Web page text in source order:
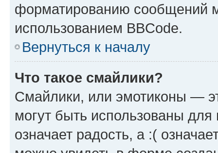
форматированию сообщений
использованием BBCode.
Вернуться к началу
Что такое смайлики?
Смайлики, или эмотиконы —
могут быть использованы
означает радость, а :(